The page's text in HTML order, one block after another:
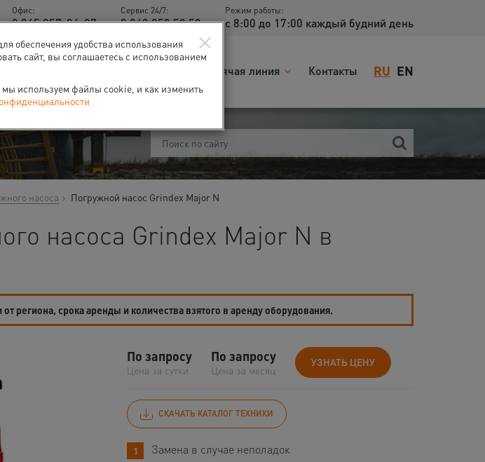
Офис:
8 345 257-84-87
Сервис 24/7:
8 343 253 52 53
Режим работы:
с 8:00 до 17:00 каждый будний день
RU EN
Горячая линия Контакты
насоса Погружной насос Grindex Major N
насоса Grindex Major N в
региона, срока аренды и количества взятого в аренду оборудования.
По запросу
Цена за сутки
По запросу
Цена за месяц
УЗНАТЬ ЦЕНУ
СКАЧАТЬ КАТАЛОГ ТЕХНИКИ
Замена в случае неполадок
×
обеспечения удобства использования
сайт, вы соглашаетесь с использованием
используем файлы cookie, и как изменить